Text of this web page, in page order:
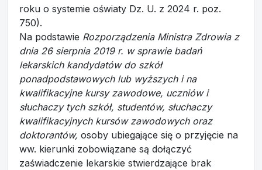
roku o systemie oświaty Dz. U. z 2024 r. poz.
750).
Na podstawie Rozporządzenia Ministra Zdrowia z
dnia 26 sierpnia 2019 r. w sprawie badań
lekarskich kandydatów do szkół
ponadpodstawowych lub wyższych i na
kwalifikacyjne kursy zawodowe, uczniów i
słuchaczy tych szkół, studentów, słuchaczy
kwalifikacyjnych kursów zawodowych oraz
doktorantów, osoby ubiegające się o przyjęcie na
ww. kierunki zobowiązane są dołączyć
zaświadczenie lekarskie stwierdzające brak